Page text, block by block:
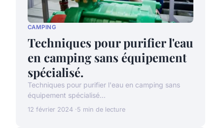
CAMPING
Techniques pour purifier l'eau
en camping sans équipement
spécialisé.
Techniques pour purifier l'eau en camping sans
équipement spécialisé...
12 février 2024 5 min de lecture